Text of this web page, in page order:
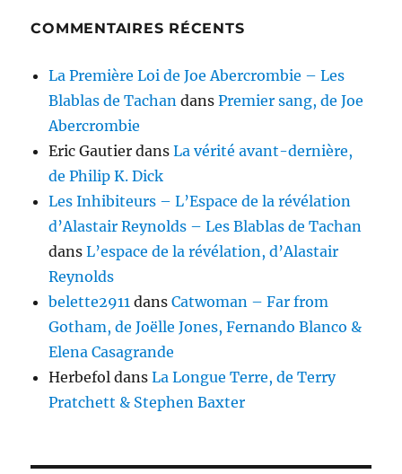
COMMENTAIRES RÉCENTS
La Première Loi de Joe Abercrombie – Les
Blablas de Tachan dansPremier sang, de Joe
Abercrombie
Eric Gautier dansLa vérité avant-dernière,
de Philip K. Dick
Les Inhibiteurs – L’Espace de la révélation
d’Alastair Reynolds – Les Blablas de Tachan
dansL’espace de la révélation, d’Alastair
Reynolds
belette2911 dansCatwoman – Far from
Gotham, de Joëlle Jones, Fernando Blanco &
Elena Casagrande
Herbefol dansLa Longue Terre, de Terry
Pratchett & Stephen Baxter